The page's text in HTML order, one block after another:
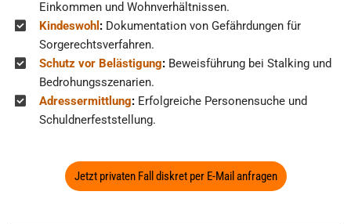
Einkommen und Wohnverhältnissen.
Kindeswohl : Dokumentation von Gefährdungen für
Sorgerechtsverfahren.
Schutz vor Belästigung: Beweisführung bei Stalking und
Bedrohungsszenarien.
Adressermittlung: Erfolgreiche Personensuche und
Schuldnerfeststellung.
Jetzt privaten Fall diskret per E-Mail anfragen